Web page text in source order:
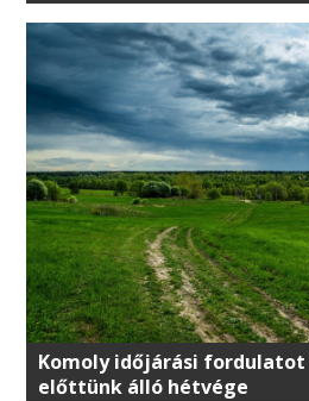
Komoly időjárási
előttünk álló hétvége